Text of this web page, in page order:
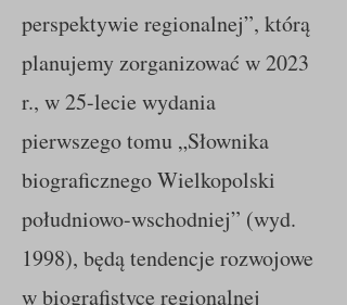
perspektywie regionalnej”, którą
planujemy zorganizować w 2023
r., w 25-lecie wydania
pierwszego tomu „Słownika
biograficznego Wielkopolski
południowo-wschodniej” (wyd.
1998), będą tendencje rozwojowe
w biografistyce regionalnej